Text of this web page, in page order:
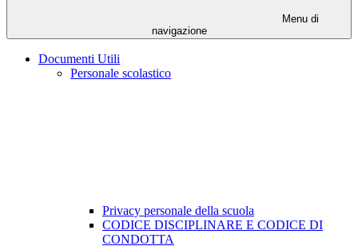
Menu di
navigazione
Documenti Utili
Personale scolastico
Privacy personale della scuola
CODICE DISCIPLINARE E CODICE DI
CONDOTTA